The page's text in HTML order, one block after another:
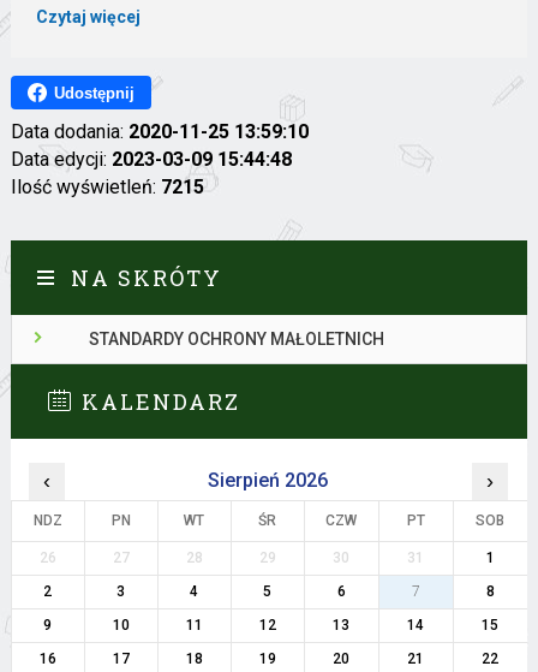
Czytaj więcej
Udostępnij
Data dodania: 2020-11-25 13:59:10
Data edycji: 2023-03-09 15:44:48
Ilość wyświetleń: 7215
NA SKRÓTY
STANDARDY OCHRONY MAŁOLETNICH
KALENDARZ
‹ Sierpień 2026 ›
NDZ PN WT ŚR CZW PT SOB
26 27 28 29 30 31
1
2
3 4 5 6 7
8
9
10 11 12 13 14
15
16
17 18 19 20 21
22